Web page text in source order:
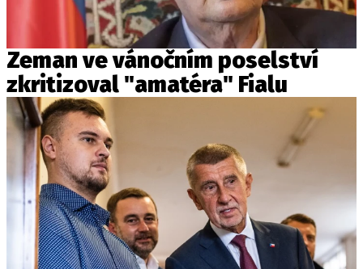
Zeman ve vánočním poselství
zkritizoval "amatéra" Fialu